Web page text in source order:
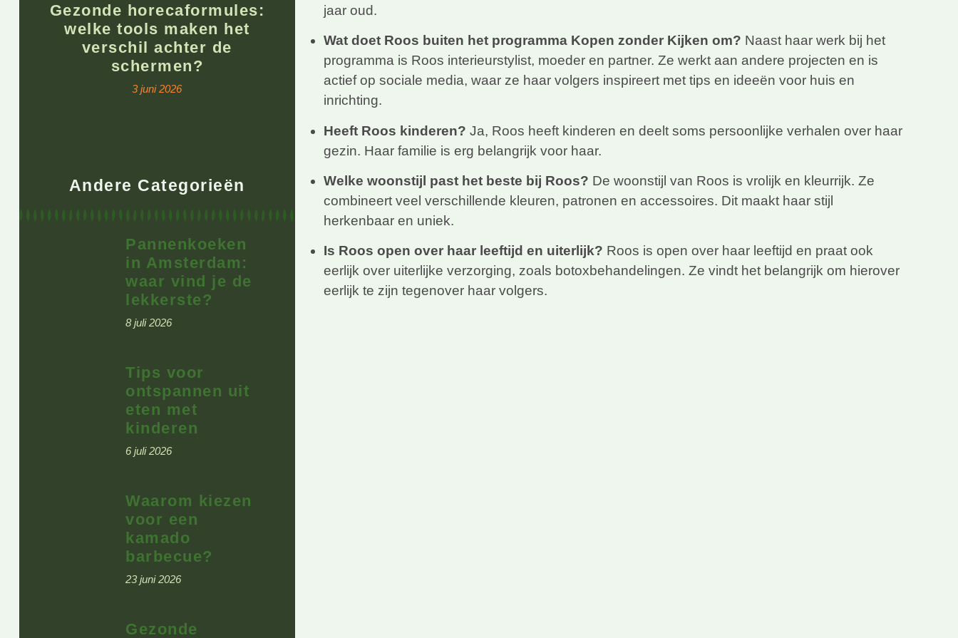
Gezonde horecaformules:
welke tools maken het
verschil achter de
schermen?
3 juni 2026
Andere Categorieën
Pannenkoeken
in Amsterdam:
waar vind je de
lekkerste?
8 juli 2026
Tips voor
ontspannen uit
eten met
kinderen
6 juli 2026
Waarom kiezen
voor een
kamado
barbecue?
23 juni 2026
Gezonde
jaar oud.
Wat doet Roos buiten het programma Kopen zonder Kijken om? Naast haar werk bij het
programma is Roos interieurstylist, moeder en partner. Ze werkt aan andere projecten en is
actief op sociale media, waar ze haar volgers inspireert met tips en ideeën voor huis en
inrichting.
Heeft Roos kinderen? Ja, Roos heeft kinderen en deelt soms persoonlijke verhalen over haar
gezin. Haar familie is erg belangrijk voor haar.
Welke woonstijl past het beste bij Roos? De woonstijl van Roos is vrolijk en kleurrijk. Ze
combineert veel verschillende kleuren, patronen en accessoires. Dit maakt haar stijl
herkenbaar en uniek.
Is Roos open over haar leeftijd en uiterlijk? Roos is open over haar leeftijd en praat ook
eerlijk over uiterlijke verzorging, zoals botoxbehandelingen. Ze vindt het belangrijk om hierover
eerlijk te zijn tegenover haar volgers.